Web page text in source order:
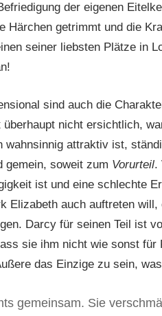
der eigenen
Härchen getrimmt und die
seiner liebsten Plätze in
sind auch die
nicht ersichtlich,
wahnsinnig attraktiv ist,
gemein, soweit zum Vorurteil.
ist und eine schlechte
Elizabeth auch auftreten
Darcy für seinen Teil ist
sie ihm nicht wie sonst
das Einzige zu sein,
gemeinsam. Sie